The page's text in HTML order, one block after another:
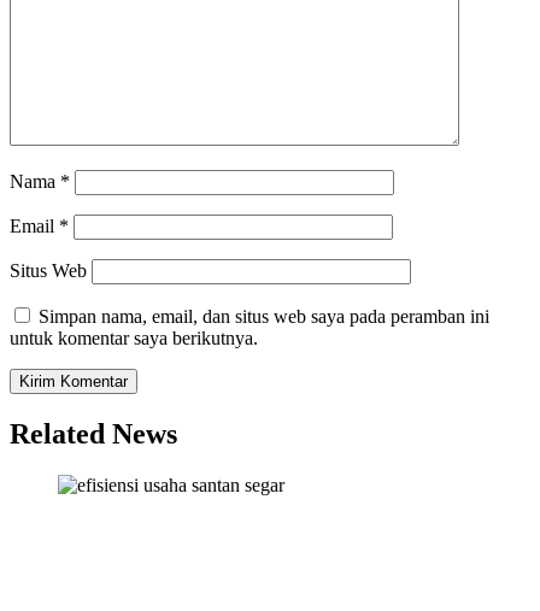
Nama *
Email *
Situs Web
Simpan nama, email, dan situs web saya pada peramban ini
untuk komentar saya berikutnya.
Related News